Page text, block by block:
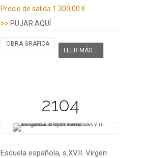
Precio de salida 1.300,00 €
>> PUJAR AQUÍ
OBRA GRAFICA
LEER MÁS ...
2104
Escuela española, s.XVII. Virgen